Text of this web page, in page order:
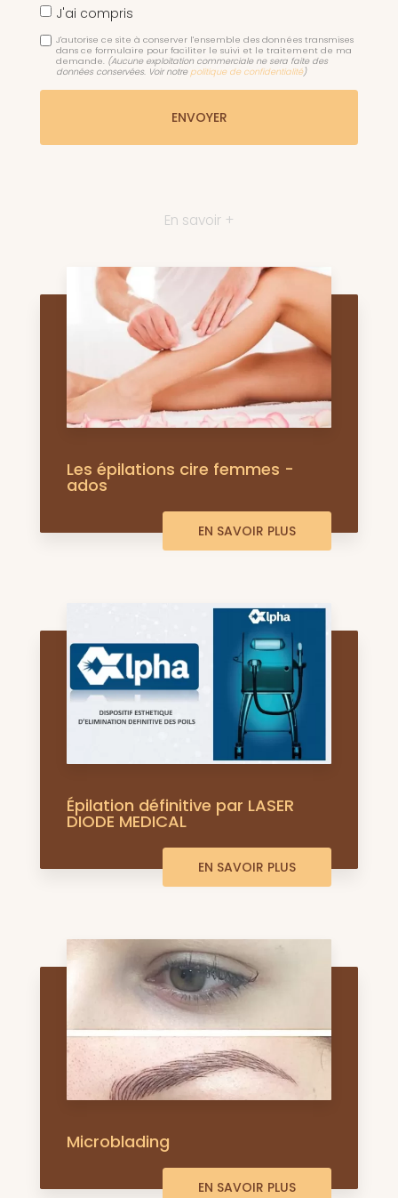
J'ai compris
J'autorise ce site à conserver l'ensemble des données transmises
dans ce formulaire pour faciliter le suivi et le traitement de ma
demande. (Aucune exploitation commerciale ne sera faite des
données conservées. Voir notre politique de confidentialité)
En savoir +
Les épilations cire femmes -
ados
EN SAVOIR PLUS
Épilation définitive par LASER
DIODE MEDICAL
EN SAVOIR PLUS
Microblading
EN SAVOIR PLUS